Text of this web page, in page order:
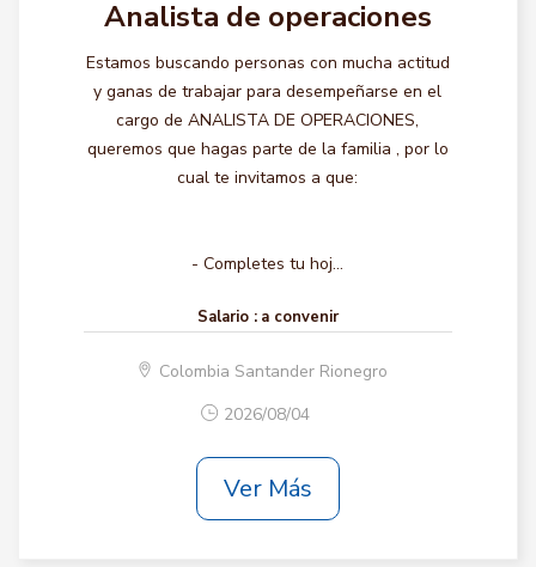
Analista de operaciones
Estamos buscando personas con mucha actitud
y ganas de trabajar para desempeñarse en el
cargo de ANALISTA DE OPERACIONES,
queremos que hagas parte de la familia , por lo
cual te invitamos a que:
- Completes tu hoj...
Salario : a convenir
Colombia Santander Rionegro
2026/08/04
Ver Más